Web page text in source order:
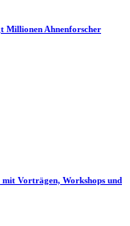
Millionen Ahnenforscher
Vorträgen, Workshops und